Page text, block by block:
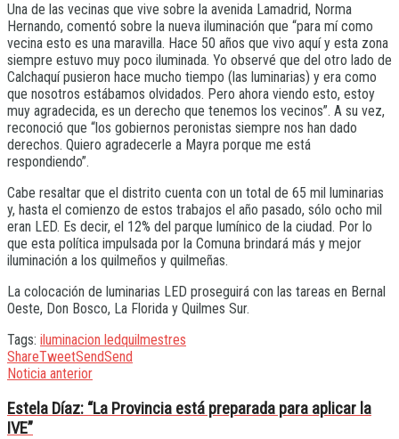
Una de las vecinas que vive sobre la avenida Lamadrid, Norma
Hernando, comentó sobre la nueva iluminación que “para mí como
vecina esto es una maravilla. Hace 50 años que vivo aquí y esta zona
siempre estuvo muy poco iluminada. Yo observé que del otro lado de
Calchaquí pusieron hace mucho tiempo (las luminarias) y era como
que nosotros estábamos olvidados. Pero ahora viendo esto, estoy
muy agradecida, es un derecho que tenemos los vecinos”. A su vez,
reconoció que “los gobiernos peronistas siempre nos han dado
derechos. Quiero agradecerle a Mayra porque me está
respondiendo”.
Cabe resaltar que el distrito cuenta con un total de 65 mil luminarias
y, hasta el comienzo de estos trabajos el año pasado, sólo ocho mil
eran LED. Es decir, el 12% del parque lumínico de la ciudad. Por lo
que esta política impulsada por la Comuna brindará más y mejor
iluminación a los quilmeños y quilmeñas.
La colocación de luminarias LED proseguirá con las tareas en Bernal
Oeste, Don Bosco, La Florida y Quilmes Sur.
Tags: iluminacion ledquilmestres
ShareTweetSendSend
Noticia anterior
Estela Díaz: “La Provincia está preparada para aplicar la
IVE”